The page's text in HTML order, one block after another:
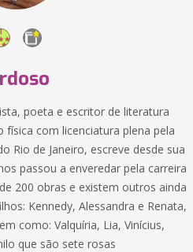
poeta e escritor de literatura
com licenciatura plena pela
Rio de Janeiro, escreve desde sua
passou a enveredar pela carreira
200 obras e existem outros ainda
Kennedy, Alessandra e Renata,
como: Valquíria, Lia, Vinícius,
que são sete rosas